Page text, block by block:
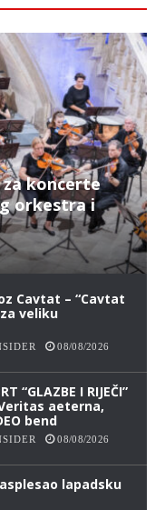
koncerte
orkestra i
Cavtat – “Cavtat
veliku
08/08/2026
“GLAZBE I RIJEČI”
Veritas aeterna,
bend
08/08/2026
lapadsku